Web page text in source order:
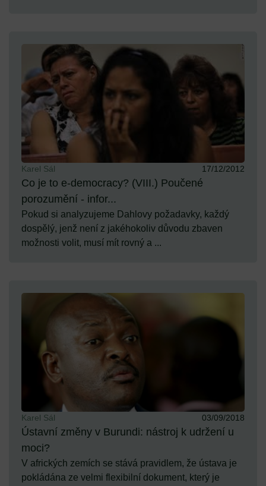
Karel Sál 17/12/2012
Co je to e-democracy? (VIII.) Poučené
porozumění - infor...
Pokud si analyzujeme Dahlovy požadavky, každý
dospělý, jenž není z jakéhokoliv důvodu zbaven
možnosti volit, musí mít rovný a ...
Karel Sál 03/09/2018
Ústavní změny v Burundi: nástroj k udržení u
moci?
V afrických zemích se stává pravidlem, že ústava je
pokládána ze velmi flexibilní dokument, který je